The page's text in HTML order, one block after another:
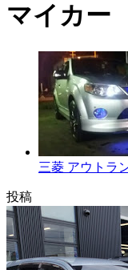
マイカー
三菱 アウトラ
投稿